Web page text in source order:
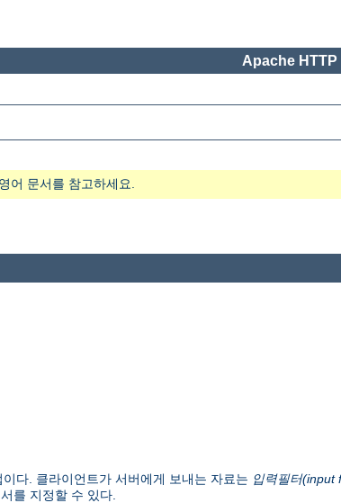
Apache
어 문서를 참고하세요.
다. 클라이언트가 서버에게 보내는 자료는 입력필터(input
를 지정할 수 있다.